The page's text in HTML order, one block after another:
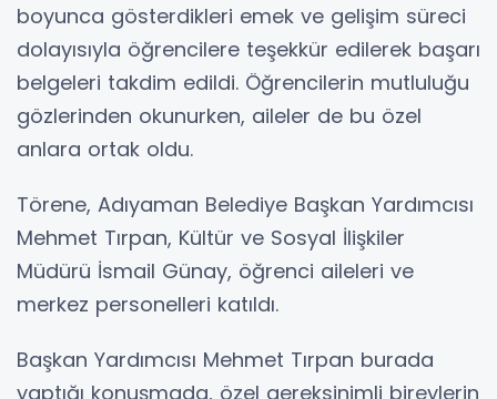
boyunca gösterdikleri emek ve gelişim süreci
dolayısıyla öğrencilere teşekkür edilerek başarı
belgeleri takdim edildi. Öğrencilerin mutluluğu
gözlerinden okunurken, aileler de bu özel
anlara ortak oldu.
Törene, Adıyaman Belediye Başkan Yardımcısı
Mehmet Tırpan, Kültür ve Sosyal İlişkiler
Müdürü İsmail Günay, öğrenci aileleri ve
merkez personelleri katıldı.
Başkan Yardımcısı Mehmet Tırpan burada
yaptığı konuşmada, özel gereksinimli bireylerin